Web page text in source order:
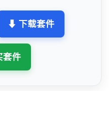
⬇ 下载套件
套件